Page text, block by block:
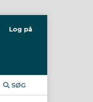
SØG
Log på